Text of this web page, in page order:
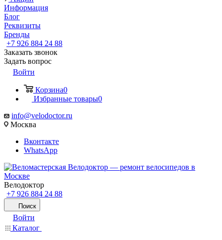
Информация
Блог
Реквизиты
Бренды
+7 926 884 24 88
Заказать звонок
Задать вопрос
Войти
Корзина0
Избранные товары0
info@velodoctor.ru
Москва
Вконтакте
WhatsApp
Велодоктор
+7 926 884 24 88
Поиск
Войти
Каталог